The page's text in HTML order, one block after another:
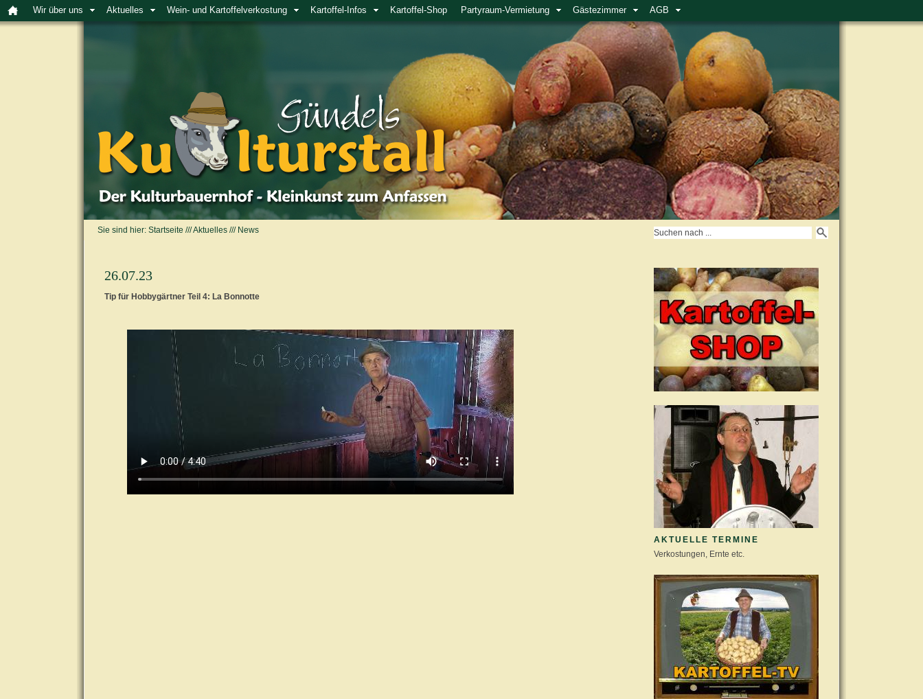
Wir über uns Aktuelles Wein- und Kartoffelverkostung Kartoffel-Infos Kartoffel-Shop Partyraum-Vermietung Gästezimmer AGB
Sie sind hier: Startseite ///Aktuelles /// News
26.07.23
Tip für Hobbygärtner Teil 4: La Bonnotte
AKTUELLE TERMINE
Verkostungen, Ernte etc.